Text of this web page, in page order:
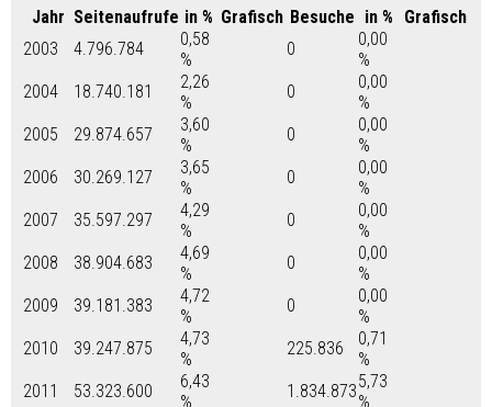
Jahr Seitenaufrufe in % Grafisch Besuche in %
Grafisch
2003
4.796.784
0,58
%
0
0,00
%
2004
18.740.181
2,26
%
0
0,00
%
2005
29.874.657
3,60
%
0
0,00
%
2006
30.269.127
3,65
%
0
0,00
%
2007
35.597.297
4,29
%
0
0,00
%
2008
38.904.683
4,69
%
0
0,00
%
2009
39.181.383
4,72
%
0
0,00
%
2010
39.247.875
4,73
%
225.836
0,71
%
2011
53.323.600
6,43
%
1.834.8735,73
%